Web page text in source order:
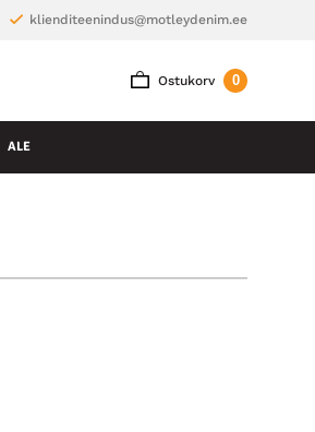
klienditeenindus@motleydenim.ee
Ostukorv 0
ALE